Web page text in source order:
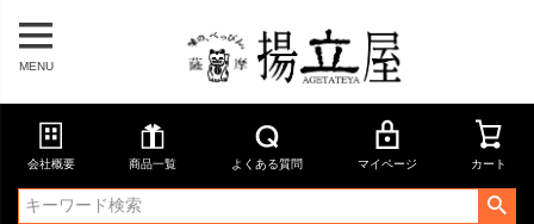
MENU
会社概要 商品一覧 よくある質問 マイページ カート